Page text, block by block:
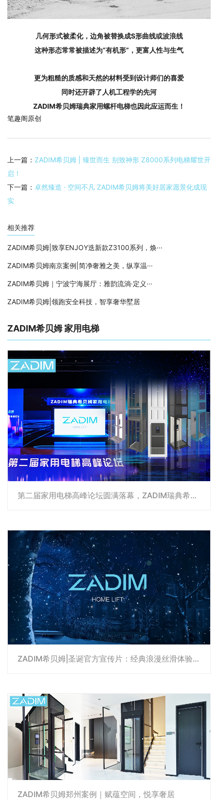
几何形式被柔化，边角被替换成S形曲线或波浪线
这种形态常常被描述为“有机形”，更富人性与生气
更为粗糙的质感和天然的材料受到设计师们的喜爱
同时还开辟了人机工程学的先河
ZADIM希贝姆瑞典家用螺杆电梯也因此应运而生！
笔趣阁原创
上一篇： ZADIM希贝姆 | 臻世而生 别致神形 Z8000系列电梯耀世开
启！
下一篇： 卓然臻造 · 空间不凡 ZADIM希贝姆将美好居家愿景化成现
实
相关推荐
ZADIM希贝姆|致享ENJOY迭新款Z3100系列，焕···
ZADIM希贝姆南京案例|简净奢雅之美，纵享温···
ZADIM希贝姆｜宁波宁海展厅：雅韵流淌·定义···
ZADIM希贝姆|领跑安全科技，智享奢华墅居
ZADIM希贝姆 家用电梯
第二届家用电梯高峰论坛圆满落幕，ZADIM瑞典希贝姆实力见证品牌荣耀！
ZADIM希贝姆|圣诞官方宣传片：经典浪漫丝滑体验，开启圣诞璀璨穿梭，ZADIM瑞典希贝姆家用电梯祝您圣诞快乐！
ZADIM希贝姆郑州案例｜赋蕴空间，悦享奢居